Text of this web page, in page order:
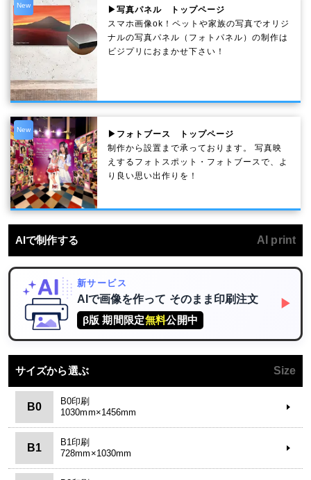
New
▶写真パネル トップページ
スマホ画像ok！ペットや家族の写真でオリジ
ナルの写真パネル（フォトパネル）の制作は
ビジプリにおまかせ下さい！
New
▶フォトブース トップページ
制作から設置まで承っております。 写真映
えするフォトスポット・フォトブースで、よ
り良い思い出作りを！
AIで制作する AI print
新サービス
AIで画像を作って そのまま印刷注文
β版 期間限定無料公開中
▶
サイズから選ぶ Size
B0
B0印刷
1030mm×1456mm
B1
B1印刷
728mm×1030mm